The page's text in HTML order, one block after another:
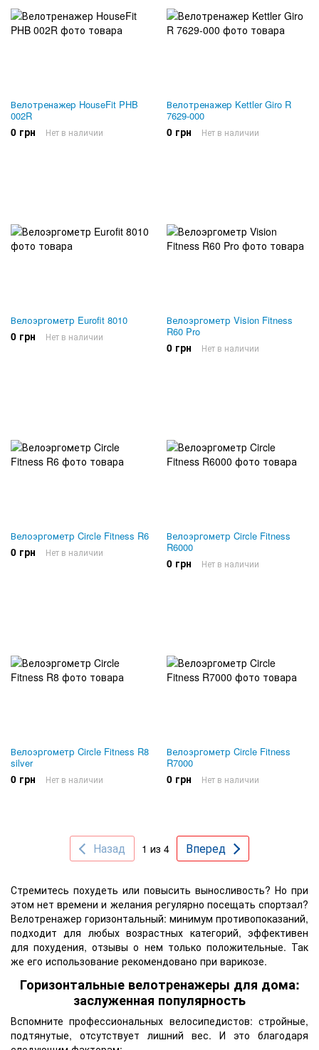
Велотренажер HouseFit PHB
002R
0 грн Нет в наличии
Велотренажер Kettler Giro R
7629-000
0 грн Нет в наличии
Велоэргометр Eurofit 8010
0 грн Нет в наличии
Велоэргометр Vision Fitness
R60 Pro
0 грн Нет в наличии
Велоэргометр Circle Fitness R6
0 грн Нет в наличии
Велоэргометр Circle Fitness
R6000
0 грн Нет в наличии
Велоэргометр Circle Fitness R8
silver
0 грн Нет в наличии
Велоэргометр Circle Fitness
R7000
0 грн Нет в наличии
Назад 1 из 4 Вперед
Стремитесь похудеть или повысить выносливость? Но при
этом нет времени и желания регулярно посещать спортзал?
Велотренажер горизонтальный: минимум противопоказаний,
подходит для любых возрастных категорий, эффективен
для похудения, отзывы о нем только положительные. Так
же его использование рекомендовано при варикозе.
Горизонтальные велотренажеры для дома:
заслуженная популярность
Вспомните профессиональных велосипедистов: стройные,
подтянутые, отсутствует лишний вес. И это благодаря